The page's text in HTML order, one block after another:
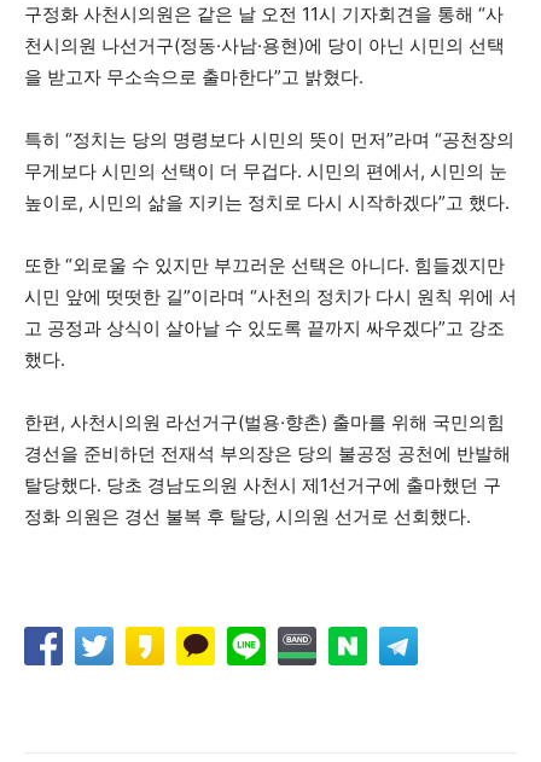
구정화 사천시의원은 같은 날 오전 11시 기자회견을 통해 “사
천시의원 나선거구(정동·사남·용현)에 당이 아닌 시민의 선택
을 받고자 무소속으로 출마한다”고 밝혔다.
특히 “정치는 당의 명령보다 시민의 뜻이 먼저”라며 “공천장의
무게보다 시민의 선택이 더 무겁다. 시민의 편에서, 시민의 눈
높이로, 시민의 삶을 지키는 정치로 다시 시작하겠다”고 했다.
또한 “외로울 수 있지만 부끄러운 선택은 아니다. 힘들겠지만
시민 앞에 떳떳한 길”이라며 “사천의 정치가 다시 원칙 위에 서
고 공정과 상식이 살아날 수 있도록 끝까지 싸우겠다”고 강조
했다.
한편, 사천시의원 라선거구(벌용·향촌) 출마를 위해 국민의힘
경선을 준비하던 전재석 부의장은 당의 불공정 공천에 반발해
탈당했다. 당초 경남도의원 사천시 제1선거구에 출마했던 구
정화 의원은 경선 불복 후 탈당, 시의원 선거로 선회했다.